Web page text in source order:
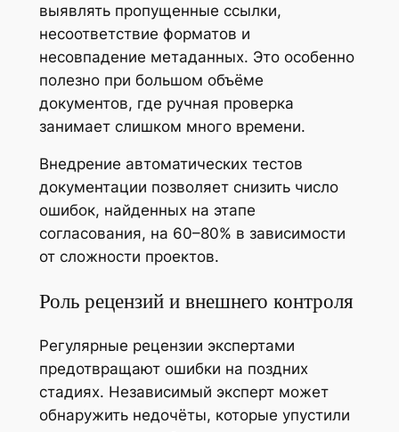
выявлять пропущенные ссылки,
несоответствие форматов и
несовпадение метаданных. Это особенно
полезно при большом объёме
документов, где ручная проверка
занимает слишком много времени.
Внедрение автоматических тестов
документации позволяет снизить число
ошибок, найденных на этапе
согласования, на 60–80% в зависимости
от сложности проектов.
Роль рецензий и внешнего контроля
Регулярные рецензии экспертами
предотвращают ошибки на поздних
стадиях. Независимый эксперт может
обнаружить недочёты, которые упустили